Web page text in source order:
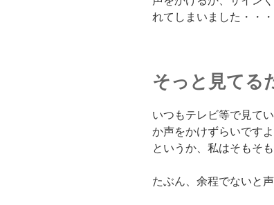
れてしまいました・・・
そっと見てる
いつもテレビ等で見て
か声をかけずらいですよ
というか、私はそもそも
たぶん、余程でないと